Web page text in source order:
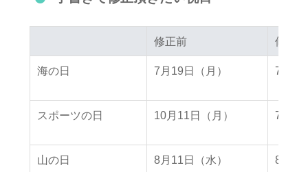
修正前 修正後
海の日 7月19日（月） 7月22
スポーツの日 10月11日（月） 7月23
山の日 8月11日（水） 8月8
修正前 修正後